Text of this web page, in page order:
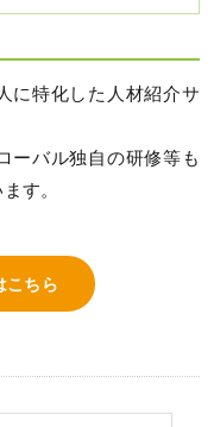
に特化した人材紹介サ
ーバル独自の研修等も
す。
こちら